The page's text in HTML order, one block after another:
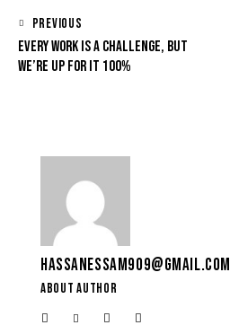
PREVIOUS
EVERY WORK IS A CHALLENGE, BUT
WE’RE UP FOR IT 100%
HASSANESSAM909@GMAIL.COM
ABOUT AUTHOR